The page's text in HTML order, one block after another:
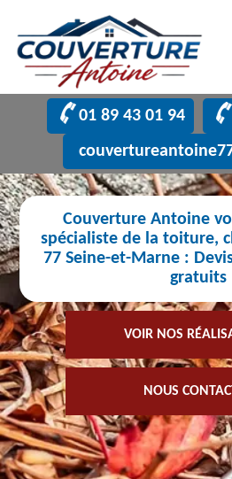
01 89 43 01 94
Couverture Antoine
spécialiste de la toiture,
77 Seine-et-Marne :
gratuits
VOIR NOS
NOUS